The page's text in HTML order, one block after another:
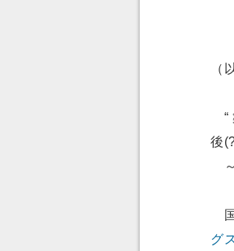
（
“
後
～
グ